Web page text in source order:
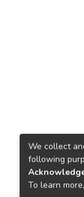
We collect
following
To learn